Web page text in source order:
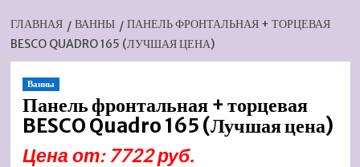
ГЛАВНАЯ ВАННЫ
ПАНЕЛЬ ФРОНТАЛЬНАЯ + ТОРЦЕВАЯ
BESCO QUADRO 165 (ЛУЧШАЯ ЦЕНА)
Ванны
Панель фронтальная + торцевая
BESCO Quadro 165 (Лучшая цена)
Цена от: 7722 руб.